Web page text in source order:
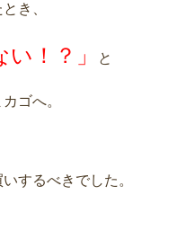
き、
！？」 と
ゴへ。
するべきでした。